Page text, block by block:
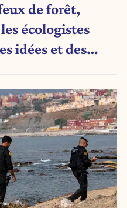
de forêt,
écologistes
idées et des